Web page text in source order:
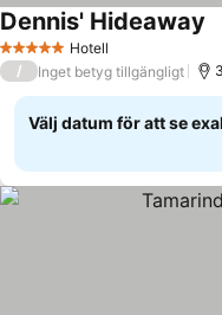
5 Stjärnor Hotell
Dennis' Hideaway
/ Inget betyg tillgängligt
Välj datum för att se